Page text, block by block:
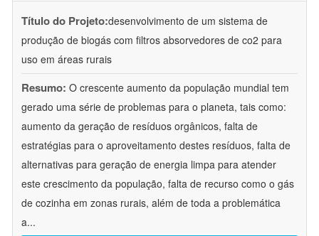
Título do Projeto:desenvolvimento de um sistema de
produção de biogás com filtros absorvedores de co2 para
uso em áreas rurais
Resumo: O crescente aumento da população mundial tem
gerado uma série de problemas para o planeta, tais como:
aumento da geração de resíduos orgânicos, falta de
estratégias para o aproveitamento destes resíduos, falta de
alternativas para geração de energia limpa para atender
este crescimento da população, falta de recurso como o gás
de cozinha em zonas rurais, além de toda a problemática
a...